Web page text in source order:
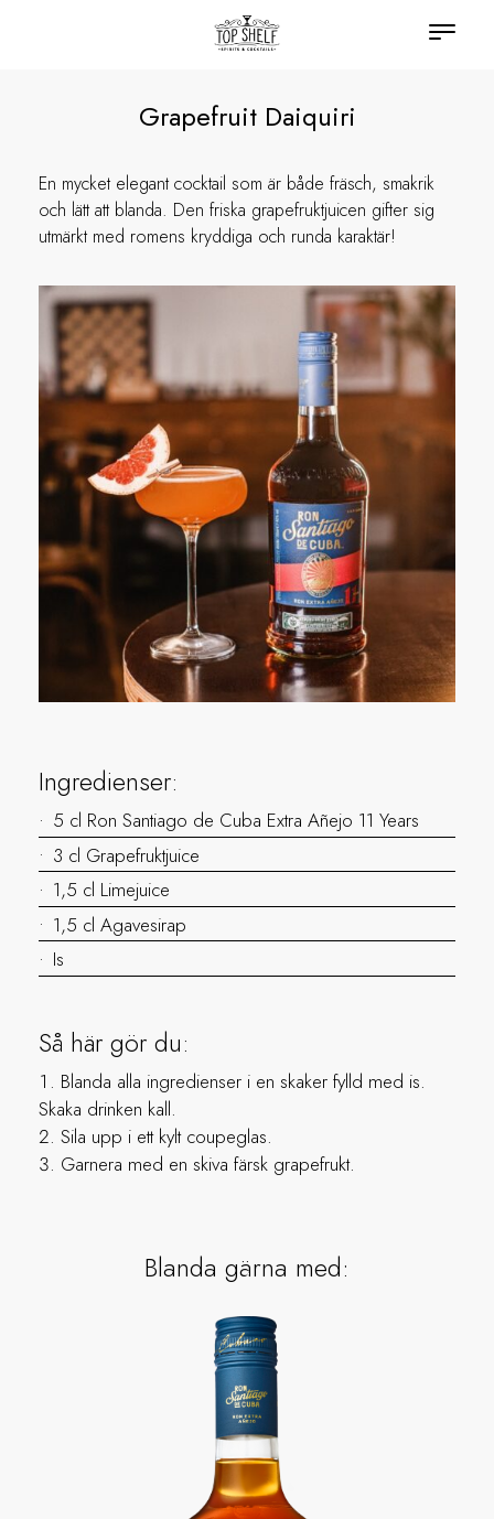
Grapefruit Daiquiri
En mycket elegant cocktail som är både fräsch, smakrik
och lätt att blanda. Den friska grapefruktjuicen gifter sig
utmärkt med romens kryddiga och runda karaktär!
Blanda gärna med:
Ingredienser:
5 cl Ron Santiago de Cuba Extra Añejo 11 Years
3 cl Grapefruktjuice
1,5 cl Limejuice
1,5 cl Agavesirap
Is
Så här gör du:
Blanda alla ingredienser i en skaker fylld med is.
Skaka drinken kall.
Sila upp i ett kylt coupeglas.
Garnera med en skiva färsk grapefrukt.